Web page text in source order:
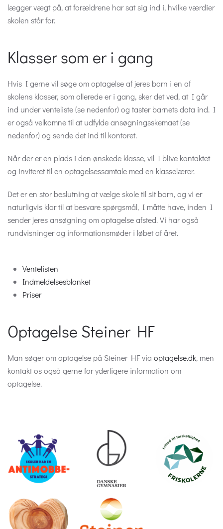
lægger vægt på, at forældrene har sat sig ind i, hvilke værdier
skolen står for.
Klasser som er i gang
Hvis I gerne vil søge om optagelse af jeres barn i en af
skolens klasser, som allerede er i gang, sker det ved, at I går
ind under venteliste (se nedenfor) og taster barnets data ind. I
er også velkomne til at udfylde ansøgningsskemaet (se
nedenfor) og sende det ind til kontoret.
Når der er en plads i den ønskede klasse, vil I blive kontaktet
og inviteret til en optagelsessamtale med en klasselærer.
Det er en stor beslutning at vælge skole til sit barn, og vi er
naturligvis klar til at besvare spørgsmål, I måtte have, inden I
sender jeres ansøgning om optagelse afsted. Vi har også
rundvisninger og informationsmøder i løbet af året.
Ventelisten
Indmeldelsesblanket
Priser
Optagelse Steiner HF
Man søger om optagelse på Steiner HF via optagelse.dk, men
kontakt os også gerne for yderligere information om
optagelse.
. .
. .